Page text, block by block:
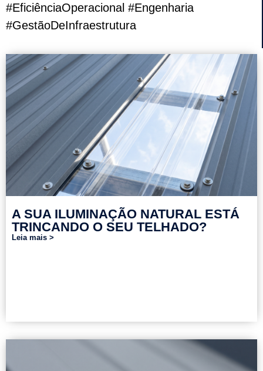
#EficiênciaOperacional #Engenharia
#GestãoDeInfraestrutura
A SUA ILUMINAÇÃO NATURAL ESTÁ
TRINCANDO O SEU TELHADO?
Leia mais >